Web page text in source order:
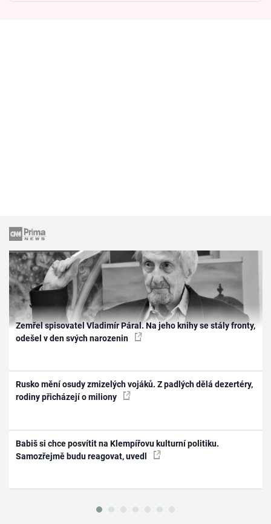
Zemřel spisovatel Vladimír Páral. Na jeho knihy se stály fronty,
odešel v den svých narozenin
Rusko mění osudy zmizelých vojáků. Z padlých dělá dezertéry,
rodiny přicházejí o miliony
Babiš si chce posvítit na Klempířovu kulturní politiku.
Samozřejmě budu reagovat, uvedl